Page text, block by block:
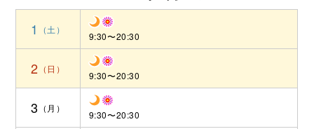
1 9:30〜20:30
2 9:30〜20:30
3 9:30〜20:30